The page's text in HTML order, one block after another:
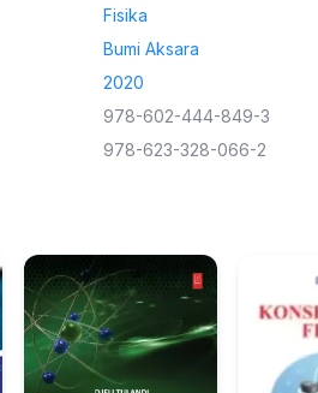
Fisika
Bumi Aksara
2020
978-602-444-849-3
978-623-328-066-2